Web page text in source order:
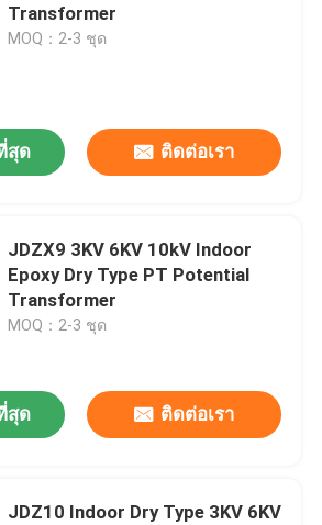
Transformer
MOQ：2-3 ชุด
สุด ติดต่อเรา
JDZX9 3KV 6KV 10kV Indoor
Epoxy Dry Type PT Potential
Transformer
MOQ：2-3 ชุด
สุด ติดต่อเรา
JDZ10 Indoor Dry Type 3KV 6KV